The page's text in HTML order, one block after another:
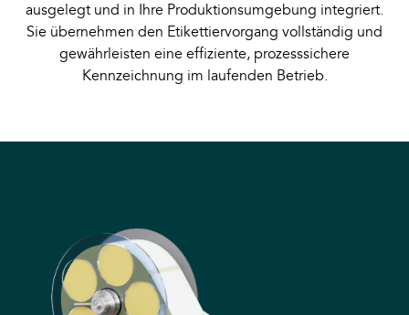
ausgelegt und in Ihre Produktionsumgebung integriert.
Sie übernehmen den Etikettiervorgang vollständig und
gewährleisten eine effiziente, prozesssichere
Kennzeichnung im laufenden Betrieb.